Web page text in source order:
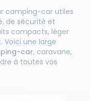
camping-car utiles
de sécurité et
compacts, léger
Voici une large
car, caravane,
à toutes vos